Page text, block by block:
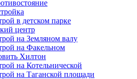
в детском парке
центр
на Земляном валу
на Факельном
Хилтон
на Котельнической
на Таганской площади